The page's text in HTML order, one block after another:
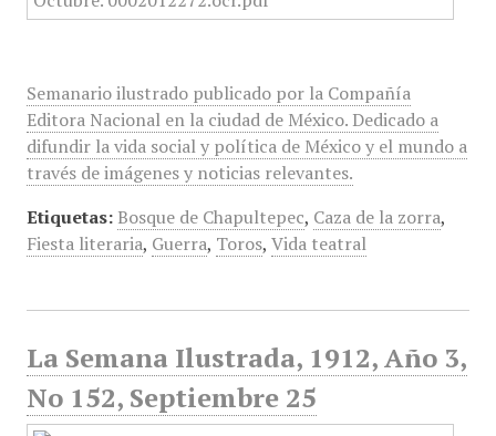
Semanario ilustrado publicado por la Compañía
Editora Nacional en la ciudad de México. Dedicado a
difundir la vida social y política de México y el mundo a
través de imágenes y noticias relevantes.
Etiquetas: Bosque de Chapultepec, Caza de la zorra,
Fiesta literaria, Guerra, Toros, Vida teatral
La Semana Ilustrada, 1912, Año 3,
No 152, Septiembre 25